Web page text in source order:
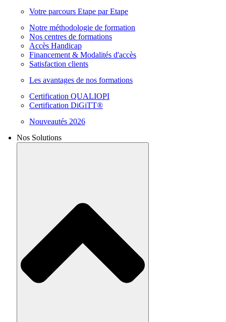
Votre parcours Etape par Etape
Notre méthodologie de formation
Nos centres de formations
Accès Handicap
Financement & Modalités d'accès
Satisfaction clients
Les avantages de nos formations
Certification QUALIOPI
Certification DiGiTT®
Nouveautés 2026
Nos Solutions